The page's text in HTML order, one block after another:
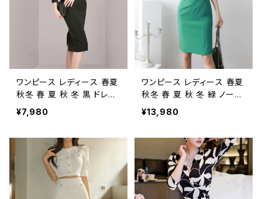
ッション オフィスカジュアル
韓国風 キャバドレス ナイト
ドレス ナイトワンピ 上品 ベ
ージュ 大人 カジュアル 10
代 20代 30代 40代 C-OS
S0102
ドレス キャバ嬢 韓国 ワンピ
ドレス ブラック パープル ワ
ンピースドレス OL 結婚式
パーティー お呼ばれ パー
ティードレス パーティドレス
S M L 10代 20代 30代 40
代 C-OSS0091
ワンピース レディース 春夏
秋冬 春 夏 秋 冬 黒 ドレス
ワンピース ドレス タイトワ
ンピース 七分袖 ひざ丈 ス
ワンピース OL きれいめ タ
イトドレスワンピース お呼
ばれ 韓国 ファッション オフ
ィスカジュアル 韓国風 キャ
バドレス ナイトドレス ナイト
¥7,980
ワンピース レディース 春夏
秋冬 春 夏 秋 冬 緑 ノース
リーブ ドレス タイトワンピ
ース ミディアムワンピース
ンピ ドレスワンピース ロン
グワンピース フォーマル エ
レガント ワンピース カジュ
アルワンピ グリーン オフィ
スカジュアル シンプル ドレ
¥13,980